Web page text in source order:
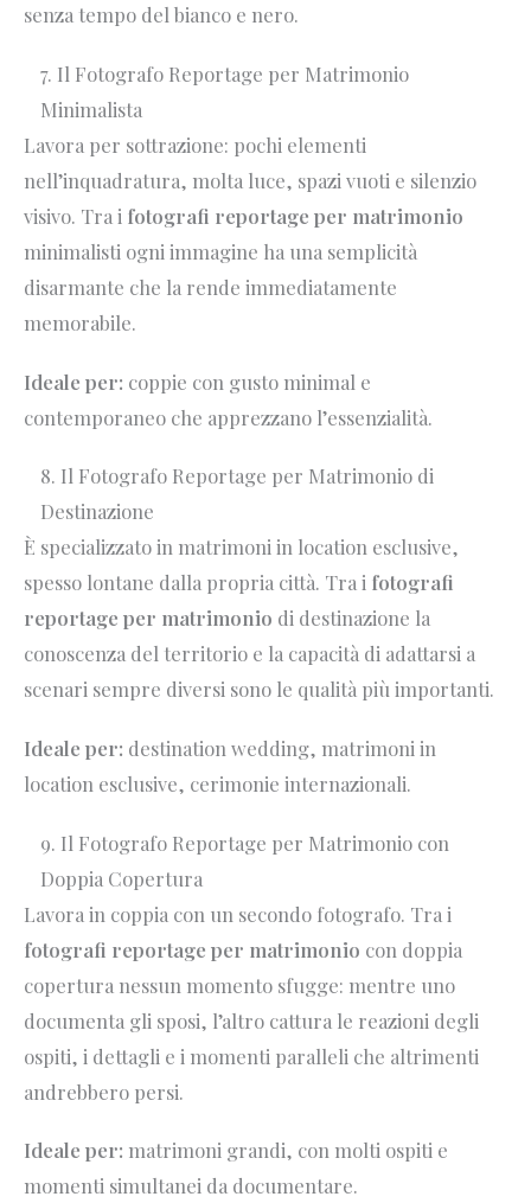
senza tempo del bianco e nero.
7. Il Fotografo Reportage per Matrimonio
Minimalista
Lavora per sottrazione: pochi elementi
nell’inquadratura, molta luce, spazi vuoti e silenzio
visivo. Tra i fotografi reportage per matrimonio
minimalisti ogni immagine ha una semplicità
disarmante che la rende immediatamente
memorabile.
Ideale per: coppie con gusto minimal e
contemporaneo che apprezzano l’essenzialità.
8. Il Fotografo Reportage per Matrimonio di
Destinazione
È specializzato in matrimoni in location esclusive,
spesso lontane dalla propria città. Tra i fotografi
reportage per matrimonio di destinazione la
conoscenza del territorio e la capacità di adattarsi a
scenari sempre diversi sono le qualità più importanti.
Ideale per: destination wedding, matrimoni in
location esclusive, cerimonie internazionali.
9. Il Fotografo Reportage per Matrimonio con
Doppia Copertura
Lavora in coppia con un secondo fotografo. Tra i
fotografi reportage per matrimonio con doppia
copertura nessun momento sfugge: mentre uno
documenta gli sposi, l’altro cattura le reazioni degli
ospiti, i dettagli e i momenti paralleli che altrimenti
andrebbero persi.
Ideale per: matrimoni grandi, con molti ospiti e
momenti simultanei da documentare.